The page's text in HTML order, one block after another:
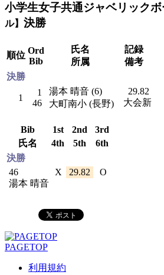
小学生女子共通ジャベリック
ル】 決勝
順位 Ord
Bib
氏名
所属
記録
備考
決勝
1
1
46
湯本 晴音 (6)
大町南小 (長野)
29.82
大会新
Bib 1st 2nd
3rd
氏名
4th 5th
6th
決勝
46
湯本 晴音
X 29.82 O
PAGETOP
利用規約